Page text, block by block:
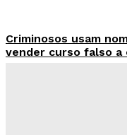
Criminosos usam
vender curso falso a